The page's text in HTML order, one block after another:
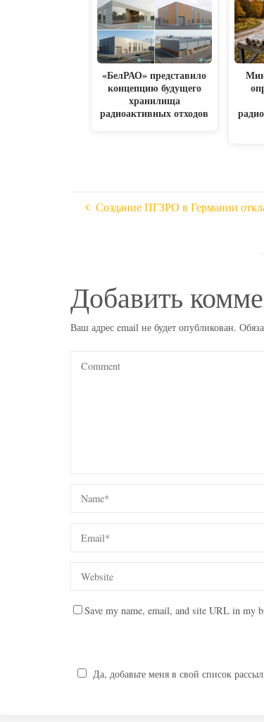
«БелРАО» представило
концепцию будущего
хранилища
радиоактивных отходов
Создание ПГЗРО в Германии
Добавить
Ваш адрес email не будет опубликован.
Save my name, email, and site URL in my
Да, добавьте меня в свой список